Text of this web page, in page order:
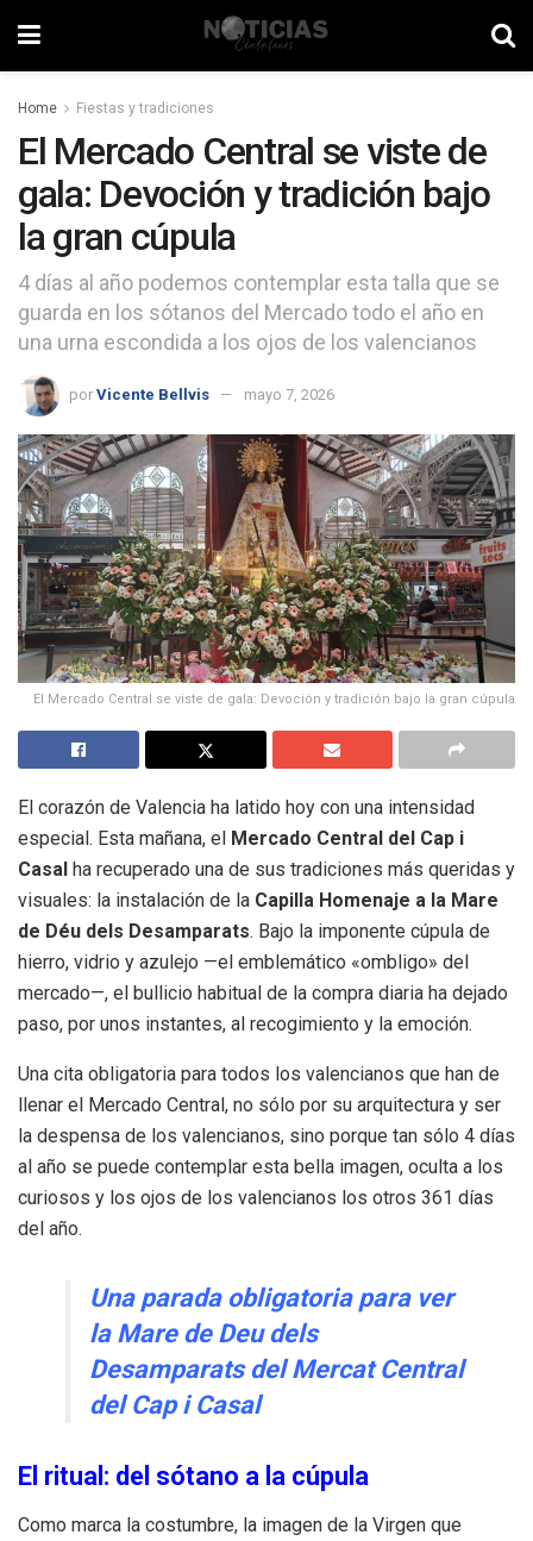
Home Fiestas y tradiciones
El Mercado Central se viste de
gala: Devoción y tradición bajo
la gran cúpula
4 días al año podemos contemplar esta talla que se
guarda en los sótanos del Mercado todo el año en
una urna escondida a los ojos de los valencianos
por Vicente Bellvis mayo 7, 2026
El Mercado Central se viste de gala: Devoción y tradición bajo la gran cúpula
El corazón de Valencia ha latido hoy con una intensidad
especial. Esta mañana, el Mercado Central del Cap i
Casal ha recuperado una de sus tradiciones más queridas y
visuales: la instalación de la Capilla Homenaje a la Mare
de Déu dels Desamparats. Bajo la imponente cúpula de
hierro, vidrio y azulejo —el emblemático «ombligo» del
mercado—, el bullicio habitual de la compra diaria ha dejado
paso, por unos instantes, al recogimiento y la emoción.
Una cita obligatoria para todos los valencianos que han de
llenar el Mercado Central, no sólo por su arquitectura y ser
la despensa de los valencianos, sino porque tan sólo 4 días
al año se puede contemplar esta bella imagen, oculta a los
curiosos y los ojos de los valencianos los otros 361 días
del año.
Una parada obligatoria para ver
la Mare de Deu dels
Desamparats del Mercat Central
del Cap i Casal
El ritual: del sótano a la cúpula
Como marca la costumbre, la imagen de la Virgen que